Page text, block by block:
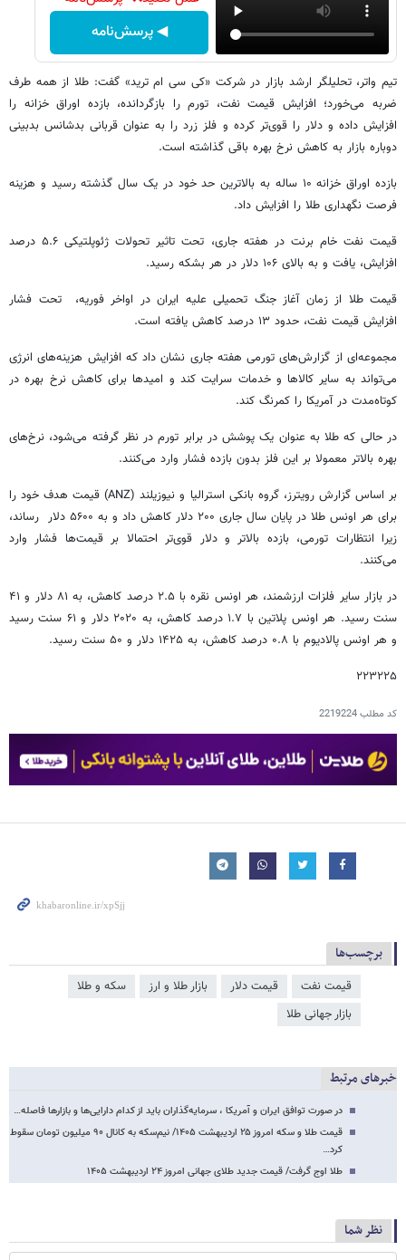
◀ پرسش‌نامه
تیم واتر، تحلیلگر ارشد بازار در شرکت «کی سی ام ترید» گفت: طلا از همه طرف
ضربه می‌خورد؛ افزایش قیمت نفت، تورم را بازگردانده، بازده اوراق خزانه را
افزایش داده و دلار را قوی‌تر کرده و فلز زرد را به عنوان قربانی بدشانس بدبینی
دوباره بازار به کاهش نرخ بهره باقی گذاشته است.
بازده اوراق خزانه ۱۰ ساله به بالاترین حد خود در یک سال گذشته رسید و هزینه
فرصت نگهداری طلا را افزایش داد.
قیمت نفت خام برنت در هفته جاری، تحت تاثیر تحولات ژئوپلتیکی ۵.۶ درصد
افزایش، یافت و به بالای ۱۰۶ دلار در هر بشکه رسید.
قیمت طلا از زمان آغاز جنگ تحمیلی علیه ایران در اواخر فوریه، تحت فشار
افزایش قیمت نفت، حدود ۱۳ درصد کاهش یافته است.
مجموعه‌ای از گزارش‌های تورمی هفته جاری نشان داد که افزایش هزینه‌های انرژی
می‌تواند به سایر کالاها و خدمات سرایت کند و امیدها برای کاهش نرخ بهره در
کوتاه‌مدت در آمریکا را کمرنگ کند.
در حالی که طلا به عنوان یک پوشش در برابر تورم در نظر گرفته می‌شود، نرخ‌های
بهره بالاتر معمولا بر این فلز بدون بازده فشار وارد می‌کنند.
بر اساس گزارش رویترز، گروه بانکی استرالیا و نیوزیلند (ANZ) قیمت هدف خود را
برای هر اونس طلا در پایان سال جاری ۲۰۰ دلار کاهش داد و به ۵۶۰۰ دلار رساند،
زیرا انتظارات تورمی، بازده بالاتر و دلار قوی‌تر احتمالا بر قیمت‌ها فشار وارد
می‌کنند.
در بازار سایر فلزات ارزشمند، هر اونس نقره با ۲.۵ درصد کاهش، به ۸۱ دلار و ۴۱
سنت رسید. هر اونس پلاتین با ۱.۷ درصد کاهش، به ۲۰۲۰ دلار و ۶۱ سنت رسید
و هر اونس پالادیوم با ۰.۸ درصد کاهش، به ۱۴۲۵ دلار و ۵۰ سنت رسید.
۲۲۳۲۲۵
کد مطلب2219224
برچسب‌ها
قیمت نفت قیمت دلار بازار طلا و ارز
سکه و طلا
بازار جهانی طلا
خبرهای مرتبط
در صورت توافق ایران و آمریکا ، سرمایه‌گذاران باید از کدام دارایی‌ها و بازارها فاصله…
قیمت طلا و سکه امروز ۲۵ اردیبهشت ۱۴۰۵/ نیم‌سکه به کانال ۹۰ میلیون تومان سقوط
کرد…
طلا اوج گرفت/ قیمت جدید طلای جهانی امروز ۲۴ اردیبهشت ۱۴۰۵
نظر شما